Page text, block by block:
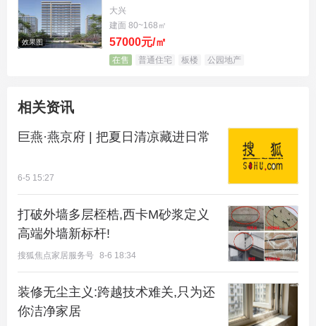
效果图
大兴
建面 80~168㎡
57000元/㎡
在售 普通住宅 板楼 公园地产
相关资讯
巨燕·燕京府 | 把夏日清凉藏进日常
6-5 15:27
打破外墙多层桎梏,西卡M砂浆定义
高端外墙新标杆!
搜狐焦点家居服务号 8-6 18:34
装修无尘主义:跨越技术难关,只为还
你洁净家居